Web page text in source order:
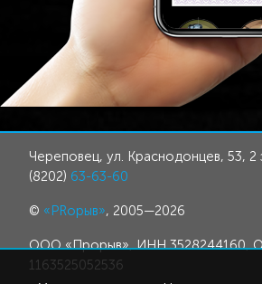
Череповец, ул. Краснодонцев, 53,
(8202) 63-63-60
© «PRорыв», 2005—2026
ООО «Прорыв», ИНН 3528244160,
1163525052536